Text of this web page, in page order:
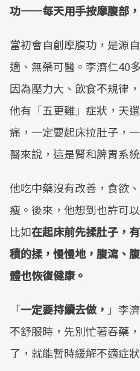
功——每天用手按摩腹部，
當初會自創摩腹功，是源
適、無藥可醫。李濟仁40
因為壓力大、飲食不規律
他有「五更雞」症狀，天
痛，一定要起床拉肚子，
醫來說，這是腎和脾胃系
他吃中藥沒有改善，食欲
瘦。後來，他想到也許可
比如在起床前先揉肚子，
積的揉，慢慢地，腹瀉、
體也恢復健康。
「一定要持續去做， 」李
不舒服時，先別忙著吞藥
了，就能暫時緩解不適症狀